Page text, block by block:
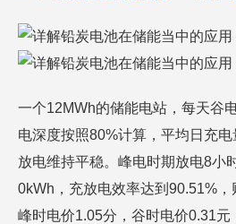
一个12MWh的储能电站，每天谷
电深度按照80%计算，平均日充
放电维持平稳。峰电时期放电8小
0kWh，充放电效率达到90.51%，
峰时电价1.05分，谷时电价0.31元